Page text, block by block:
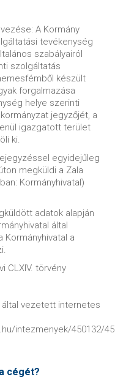
A Kormány
tevékenység
szabályairól
szolgáltatás
készült
forgalmazása
helye szerinti
jegyzőjét, a
igazgatott terület
ki.
egyidejűleg
megküldi a Zala
Kormányhivatal)
adatok alapján
által
Kormányhivatal a
CLXIV. törvény
vezetett internetes
intezmenyek/450132/
cégét?